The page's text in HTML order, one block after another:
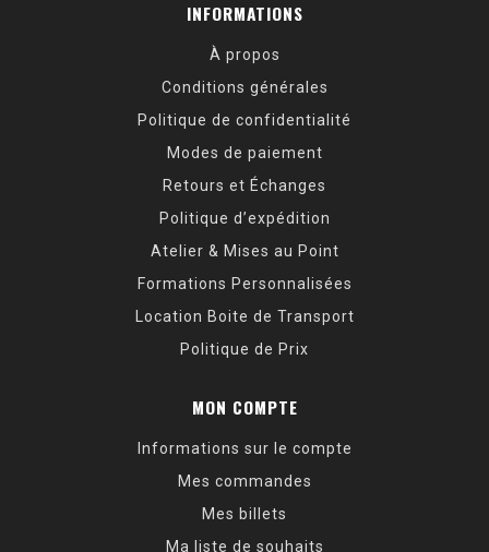
INFORMATIONS
À propos
Conditions générales
Politique de confidentialité
Modes de paiement
Retours et Échanges
Politique d’expédition
Atelier & Mises au Point
Formations Personnalisées
Location Boite de Transport
Politique de Prix
MON COMPTE
Informations sur le compte
Mes commandes
Mes billets
Ma liste de souhaits